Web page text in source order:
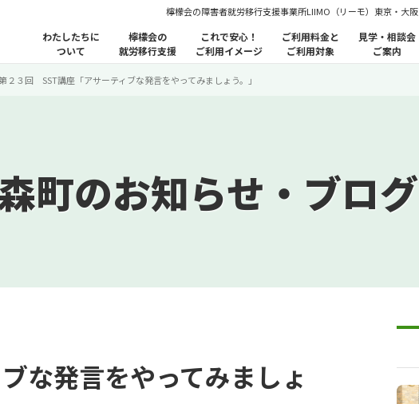
檸檬会の障害者就労移行支援事業所LIIMO（リーモ）東京・大阪
わたしたちに
ついて
檸檬会の
就労移行支援
これで安心！
ご利用イメージ
ご利用料金と
ご利用対象
見学・相談会
ご案内
２３回 SST講座「アサーティブな発言をやってみましょう。」
町のお知らせ・ブログ
な発言をやってみましょ